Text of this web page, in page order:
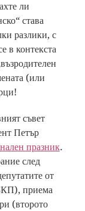
ли
става
разлики, с
в контекста
(или
съвет
Петър
празник.
след
от
приема
(второто